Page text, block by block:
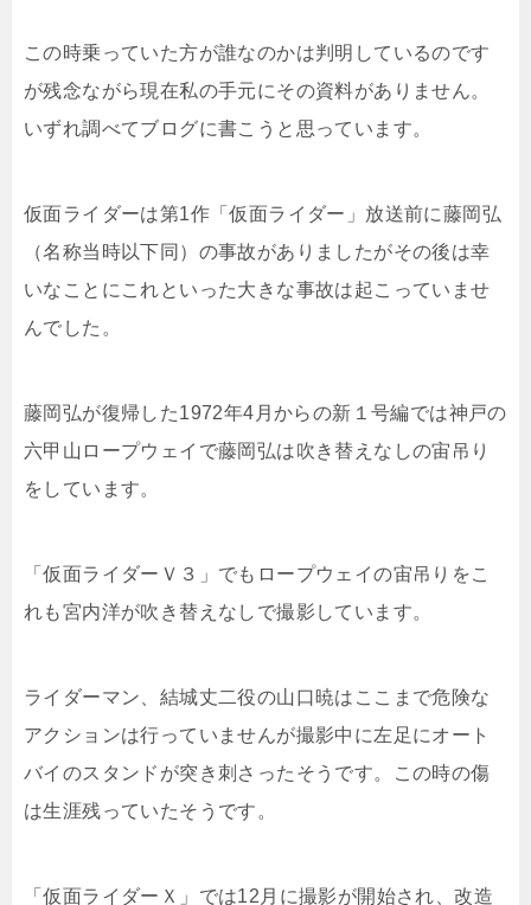
この時乗っていた方が誰なのかは判明しているのです
が残念ながら現在私の手元にその資料がありません。
いずれ調べてブログに書こうと思っています。
仮面ライダーは第1作「仮面ライダー」放送前に藤岡弘
（名称当時以下同）の事故がありましたがその後は幸
いなことにこれといった大きな事故は起こっていませ
んでした。
藤岡弘が復帰した1972年4月からの新１号編では神戸の
六甲山ロープウェイで藤岡弘は吹き替えなしの宙吊り
をしています。
「仮面ライダーＶ３」でもロープウェイの宙吊りをこ
れも宮内洋が吹き替えなしで撮影しています。
ライダーマン、結城丈二役の山口暁はここまで危険な
アクションは行っていませんが撮影中に左足にオート
バイのスタンドが突き刺さったそうです。この時の傷
は生涯残っていたそうです。
「仮面ライダーＸ」では12月に撮影が開始され、改造